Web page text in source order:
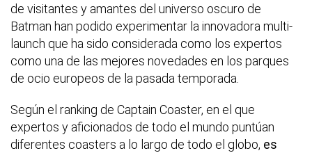
de visitantes y amantes del universo oscuro de
Batman han podido experimentar la innovadora multi-
launch que ha sido considerada como los expertos
como una de las mejores novedades en los parques
de ocio europeos de la pasada temporada.
Según el ranking de Captain Coaster, en el que
expertos y aficionados de todo el mundo puntúan
diferentes coasters a lo largo de todo el globo, es